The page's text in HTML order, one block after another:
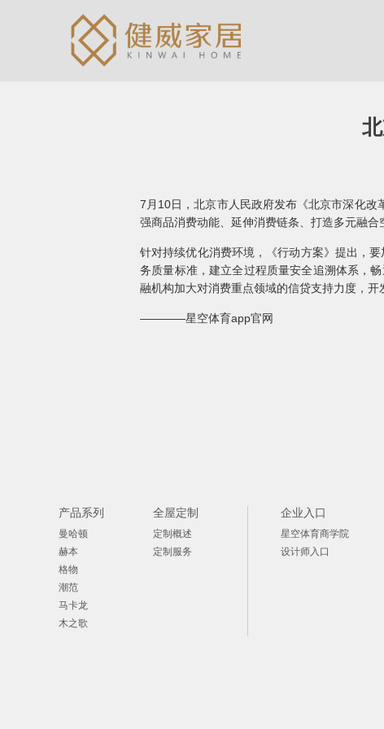
7月10日，北京市人民政府发布《北京市深化
强商品消费动能、延伸消费链条、打造多元融
针对持续优化消费环境，《行动方案》提出，
务质量标准，建立全过程质量安全追溯体系，
融机构加大对消费重点领域的信贷支持力度，
————星空体育app官网
产品系列
曼哈顿
赫本
格物
潮范
马卡龙
木之歌
全屋定制
定制概述
定制服务
企业入口
星空体育商学院
设计师入口